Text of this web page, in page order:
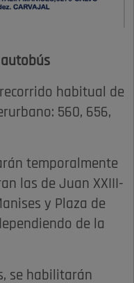
habitual de
560, 656,
temporalmente
las de Juan XXIII-
y Plaza de
de la
se habilitarán